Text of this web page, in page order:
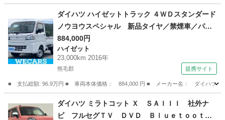
ダイハツ ハイゼットトラック ４ＷＤスタンダード
ノウヨウスペシャル 新品タイヤ／禁煙車／パワ
ーステアリング／ワンオーナー／マニュアルエア
コン／ユーザー買取車／最大積載量３５０ｋｇ／
デュアルエアバッグ／アクセサリーソケット／間
欠ワイパー／ヘッドライトレベライザー／三方開
（検10.2）
884,000円
ハイゼット
23,000km 2016年
熊毛郡 提携サイト
■ 支払総額: 96.9万円 ■ 車両本体価格： 884,000 円 ■ メーカー名： ダイハツ ■
ハイゼット
ダイハツ ミラトコット Ｘ ＳＡＩＩＩ 社外ナ
ビ フルセグＴＶ ＤＶＤ Ｂｌｕｅｔｏｏｔ